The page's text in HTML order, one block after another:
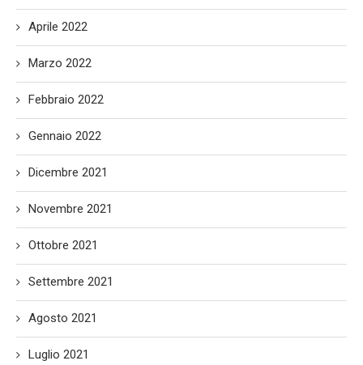
Aprile 2022
Marzo 2022
Febbraio 2022
Gennaio 2022
Dicembre 2021
Novembre 2021
Ottobre 2021
Settembre 2021
Agosto 2021
Luglio 2021